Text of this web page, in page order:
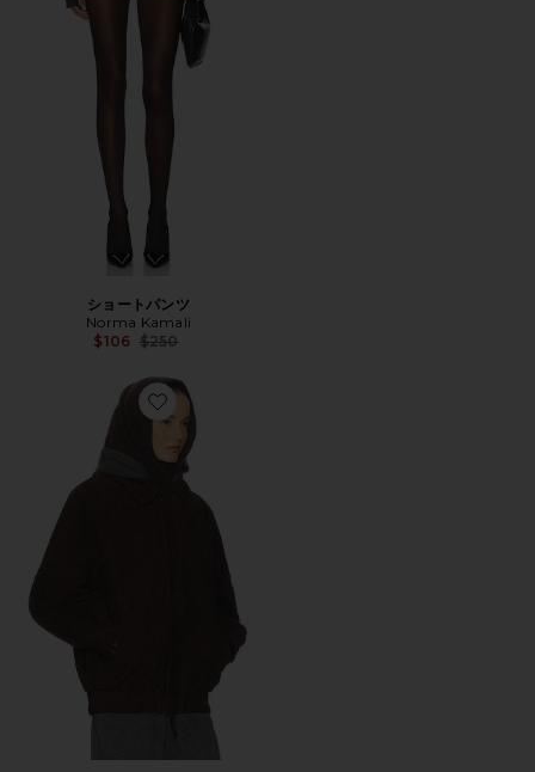
ショートパンツ
Norma Kamali
$106 Previous price:
$250
Favorite THE OVERSIZED SUEDE ボンバー